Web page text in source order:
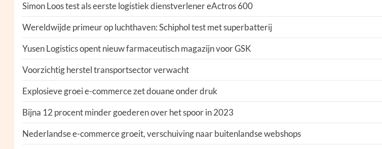
Simon Loos test als eerste logistiek dienstverlener eActros 600
Wereldwijde primeur op luchthaven: Schiphol test met superbatterij
Yusen Logistics opent nieuw farmaceutisch magazijn voor GSK
Voorzichtig herstel transportsector verwacht
Explosieve groei e-commerce zet douane onder druk
Bijna 12 procent minder goederen over het spoor in 2023
Nederlandse e-commerce groeit, verschuiving naar buitenlandse webshops